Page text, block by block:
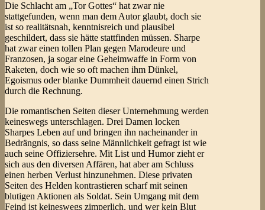
Die Schlacht am „Tor Gottes“ hat zwar nie
stattgefunden, wenn man dem Autor glaubt, doch sie
ist so realitätsnah, kenntnisreich und plausibel
geschildert, dass sie hätte stattfinden müssen. Sharpe
hat zwar einen tollen Plan gegen Marodeure und
Franzosen, ja sogar eine Geheimwaffe in Form von
Raketen, doch wie so oft machen ihm Dünkel,
Egoismus oder blanke Dummheit dauernd einen Strich
durch die Rechnung.
Die romantischen Seiten dieser Unternehmung werden
keineswegs unterschlagen. Drei Damen locken
Sharpes Leben auf und bringen ihn nacheinander in
Bedrängnis, so dass seine Männlichkeit gefragt ist wie
auch seine Offiziersehre. Mit List und Humor zieht er
sich aus den diversen Affären, hat aber am Schluss
einen herben Verlust hinzunehmen. Diese privaten
Seiten des Helden kontrastieren scharf mit seinen
blutigen Aktionen als Soldat. Sein Umgang mit dem
Feind ist keineswegs zimperlich, und wer kein Blut